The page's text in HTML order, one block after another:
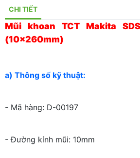
CHI TIẾT
Mũi khoan TCT Makita
(10x260mm)
a) Thông số kỹ thuật:
- Mã hàng: D-00197
- Đường kính mũi: 10mm